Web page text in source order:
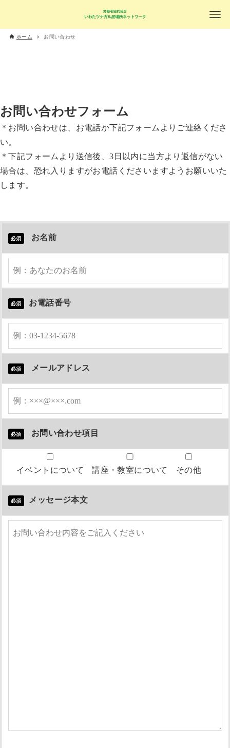
ホーム お問い合わせ
お問い合わせフォーム
＊お問い合わせは、お電話か下記フォームよりご連絡くださ
い。
＊下記フォームより送信後、3日以内に当方より返信がない
場合は、恐れ入りますがお電話くださいますようお願いいた
します。
必須 お名前
必須 お電話番号
必須 メールアドレス
必須 お問い合わせ項目
イベントについて 講座・教室について その他
必須 メッセージ本文